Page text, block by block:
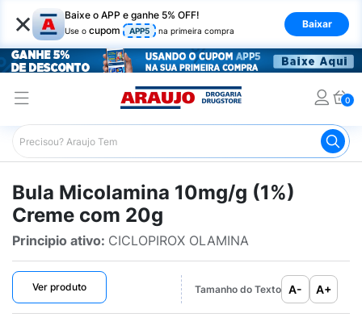
× Baixe o APP e ganhe 5% OFF!
Use o cupom APP5 na primeira compra
Baixar
0
Araujo Bulário Araujo Micolamina 10mg/g (1%)
Bula Micolamina 10mg/g (1%)
Creme com 20g
Principio ativo: CICLOPIROX OLAMINA
Ver produto Tamanho do Texto A- A+